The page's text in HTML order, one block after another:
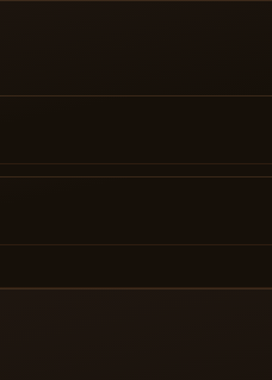
Sleep - Задержка Aim-бота
Distance - Дистанция Flicker